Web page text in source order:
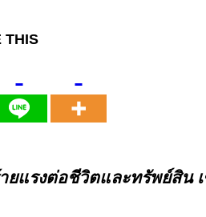
THIS
ยแรงต่อชีวิตและทรัพย์สิน